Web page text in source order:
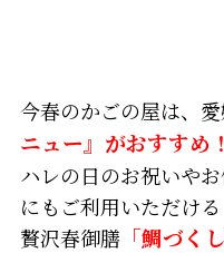
今春のかごの屋は、
ニュー』がおすすめ！
ハレの日のお祝いや
にもご利用いただける
贅沢春御膳 「鯛づく